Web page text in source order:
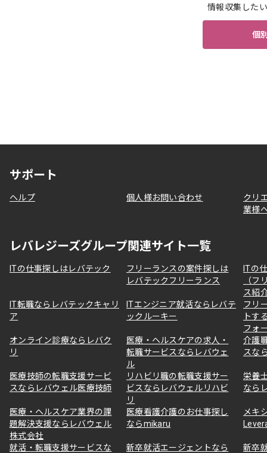
情報収集した
個
サポート
ヘルプ 個人様お問い合わせ
クリ
業様
レバレジーズグループ関連サイト一覧
ITの仕事探しはレバテック
フリーランスの案件探しは
レバテックフリーランス
ITの
（フ
ス紹
IT転職ならレバテックキャリ
ア
ITエンジニア就活ならレバテ
ックルーキー
フリ
トす
フォ
オンライン診療ならレバク
リ
医療・ヘルスケアの求人・
転職サービスならレバウェ
ル
介護
スな
医療技師の転職支援サービ
スならレバウェル医療技師
リハビリ職の転職支援サー
ビスならレバウェルリハビ
リ
栄養
なら
医療・ヘルスケア業界の課
題解決支援ならレバウェル
株式会社
医療看護介護のお仕事探し
ならmikaru
メキ
就活・転職支援サービスな
新卒就活エージェントなら
新卒